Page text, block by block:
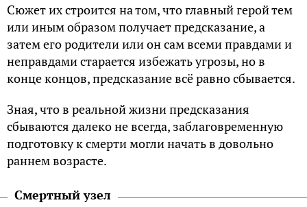
Сюжет их строится на том, что главный герой тем
или иным образом получает предсказание, а
затем его родители или он сам всеми правдами и
неправдами старается избежать угрозы, но в
конце концов, предсказание всё равно сбывается.
Зная, что в реальной жизни предсказания
сбываются далеко не всегда, заблаговременную
подготовку к смерти могли начать в довольно
раннем возрасте.
Смертный узел